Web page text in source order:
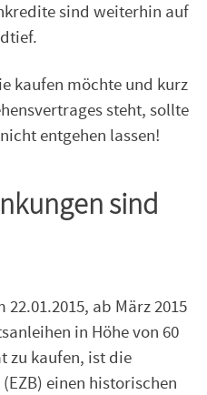
sind weiterhin auf
kaufen möchte und kurz
steht, sollte
entgehen lassen!
sind
ab März 2015
in Höhe von 60
zu kaufen, ist die
einen historischen